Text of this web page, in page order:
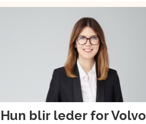
Hun blir leder for Volvo